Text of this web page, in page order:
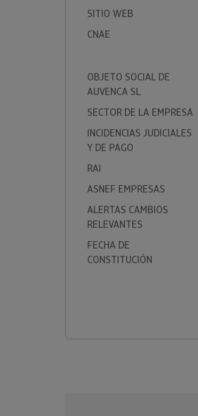
SITIO WEB
CNAE
OBJETO SOCIAL DE
AUVENCA SL
SECTOR DE LA EMPRESA
INCIDENCIAS JUDICIALES
Y DE PAGO
RAI
ASNEF EMPRESAS
ALERTAS CAMBIOS
RELEVANTES
FECHA DE
CONSTITUCIÓN